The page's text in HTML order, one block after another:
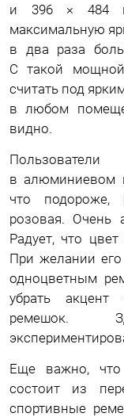
и 396 × 484
максимальную
в два раза
С такой
считать под
в любом
видно.
в алюминиевом
что подороже,
розовая. Очень
Радует, что
При желании
одноцветным
убрать
ремешок.
Еще важно,
состоит из
спортивные